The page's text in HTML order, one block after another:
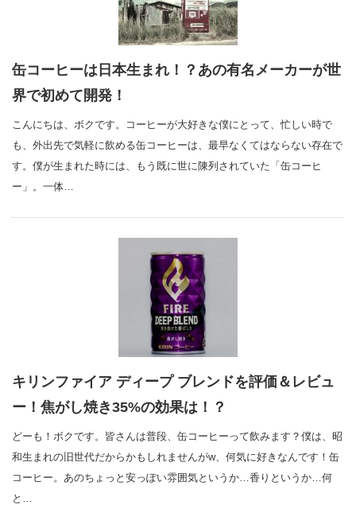
缶コーヒーは日本生まれ！？あの有名メーカーが世
界で初めて開発！
こんにちは、ボクです。コーヒーが大好きな僕にとって、忙しい時で
も、外出先で気軽に飲める缶コーヒーは、最早なくてはならない存在で
す。僕が生まれた時には、もう既に世に陳列されていた「缶コーヒ
ー」。一体…
キリンファイア ディープ ブレンドを評価＆レビュ
ー！焦がし焼き35%の効果は！？
どーも！ボクです。皆さんは普段、缶コーヒーって飲みます？僕は、昭
和生まれの旧世代だからかもしれませんがw、何気に好きなんです！缶
コーヒー。あのちょっと安っぽい雰囲気というか…香りというか…何
と…